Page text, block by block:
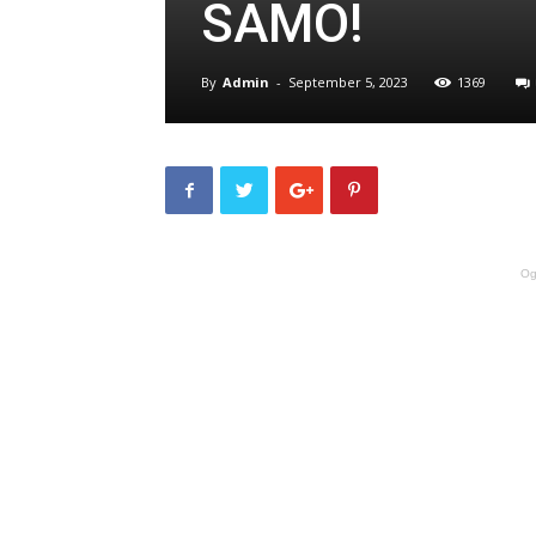
SAMO!
By Admin - September 5, 2023 1369